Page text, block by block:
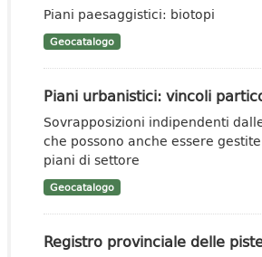
Piani paesaggistici: biotopi
Geocatalogo
Piani urbanistici: vincoli
Sovrapposizioni indipendenti
che possono anche essere
piani di settore
Geocatalogo
Registro provinciale delle